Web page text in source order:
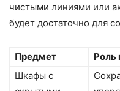
чистыми линиями или
будет достаточно для
Предмет
Роль
Шкафы с